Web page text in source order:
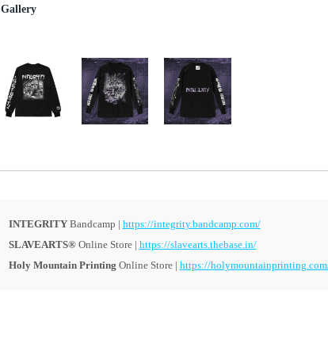
Gallery
INTEGRITYBandcamp | https://integrity.bandcamp.com/
SLAVEARTS®︎Online Store | https://slavearts.thebase.in/
Holy Mountain Printing Online Store | https://